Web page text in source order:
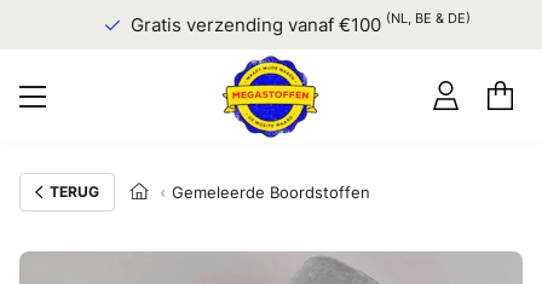
Gratis verzending vanaf €100 (NL, BE & DE)
TERUG Gemeleerde Boordstoffen